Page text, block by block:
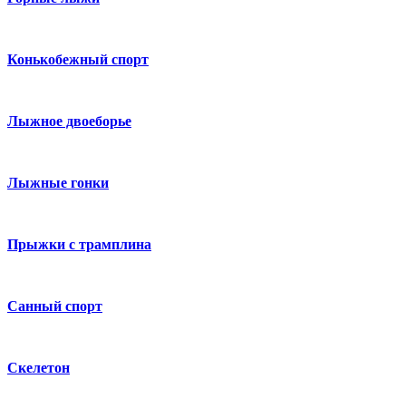
Конькобежный спорт
Лыжное двоеборье
Лыжные гонки
Прыжки с трамплина
Санный спорт
Скелетон